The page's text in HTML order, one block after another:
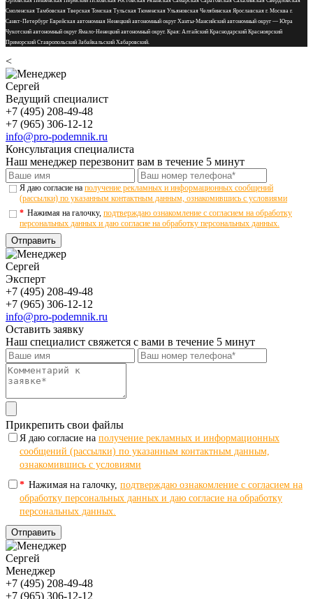
Смоленская Тамбовская Тверская Томская Тульская Тюменская Ульяновская Челябинская Ярославская г. Москва г.
Санкт-Петербург Еврейская автономная Ненецкий автономный округ Ханты-Мансийский автономный округ — Югра
Чукотский автономный округ Ямало-Ненецкий автономный округ. Края: Алтайский Краснодарский Красноярский
Приморский Ставропольский Забайкальский Хабаровский.
<
Сергей
Ведущий специалист
+7 (495) 208-49-48
+7 (965) 306-12-12
info@pro-podemnik.ru
Консультация специалиста
Наш менеджер перезвонит вам в течение 5 минут
Я даю согласие на получение рекламных и информационных сообщений
(рассылки) по указанным контактным данным, ознакомившись с условиями
* Нажимая на галочку, подтверждаю ознакомление с согласием на обработку
персональных данных и даю согласие на обработку персональных данных.
Отправить
Сергей
Эксперт
+7 (495) 208-49-48
+7 (965) 306-12-12
info@pro-podemnik.ru
Оставить заявку
Наш специалист свяжется с вами в течение 5 минут
Прикрепить свои файлы
Я даю согласие на получение рекламных и информационных
сообщений (рассылки) по указанным контактным данным,
ознакомившись с условиями
* Нажимая на галочку, подтверждаю ознакомление с согласием на
обработку персональных данных и даю согласие на обработку
персональных данных.
Отправить
Сергей
Менеджер
+7 (495) 208-49-48
+7 (965) 306-12-12